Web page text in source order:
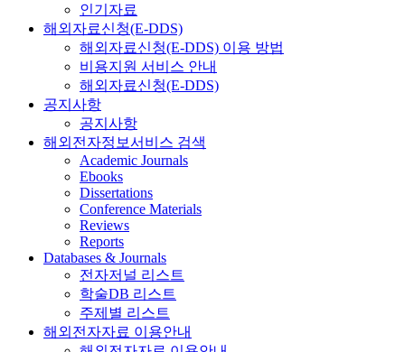
인기자료
해외자료신청(E-DDS)
해외자료신청(E-DDS) 이용 방법
비용지원 서비스 안내
해외자료신청(E-DDS)
공지사항
공지사항
해외전자정보서비스 검색
Academic Journals
Ebooks
Dissertations
Conference Materials
Reviews
Reports
Databases & Journals
전자저널 리스트
학술DB 리스트
주제별 리스트
해외전자자료 이용안내